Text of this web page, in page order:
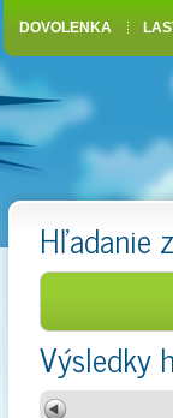
Hľadanie
Výsledky
DOVOLENKA